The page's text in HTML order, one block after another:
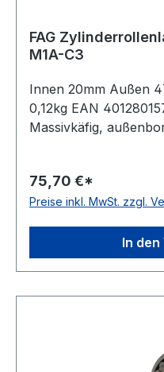
FAG
M1A-C3
Innen 20mm Außen
0,12kg EAN
Massivkäfig,
Dichtung keine,
erhöhte
P0/PN bzw. ABEC 1
Bohrung
75,70 €*
Preise inkl. MwSt. zzgl.
In